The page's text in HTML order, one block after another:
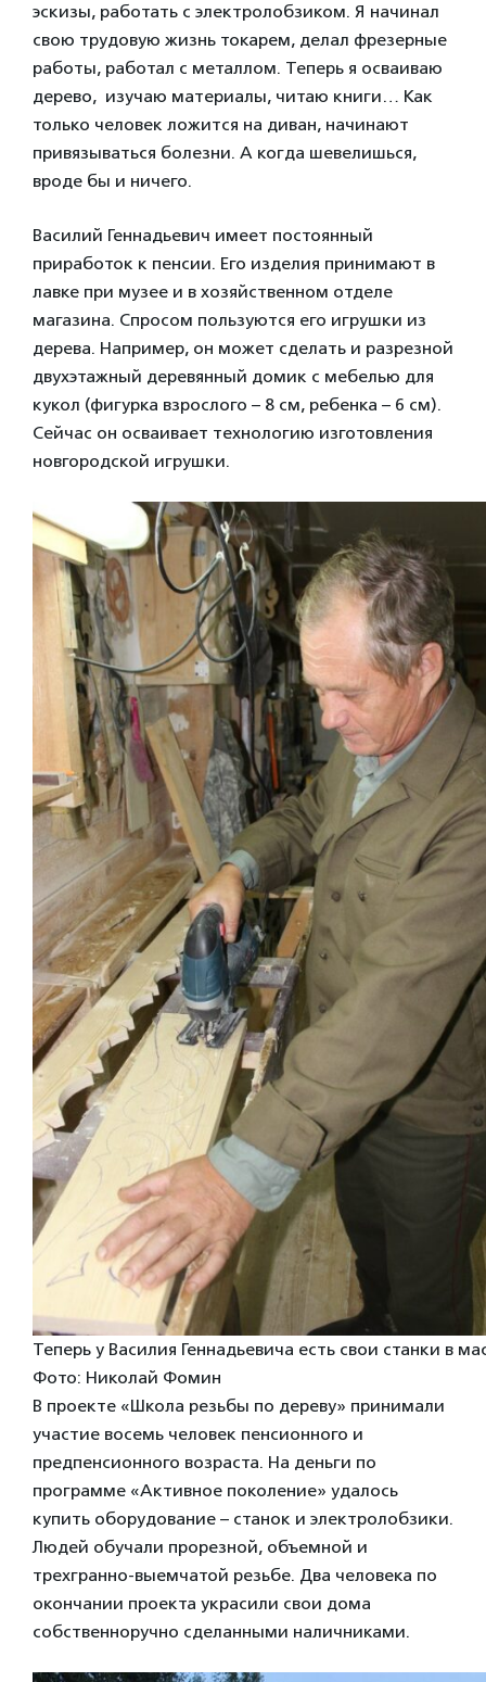
эскизы, работать с электролобзиком. Я начинал
свою трудовую жизнь токарем, делал фрезерные
работы, работал с металлом. Теперь я осваиваю
дерево, изучаю материалы, читаю книги… Как
только человек ложится на диван, начинают
привязываться болезни. А когда шевелишься,
вроде бы и ничего.
Василий Геннадьевич имеет постоянный
приработок к пенсии. Его изделия принимают в
лавке при музее и в хозяйственном отделе
магазина. Спросом пользуются его игрушки из
дерева. Например, он может сделать и разрезной
двухэтажный деревянный домик с мебелью для
кукол (фигурка взрослого – 8 см, ребенка – 6 см).
Сейчас он осваивает технологию изготовления
новгородской игрушки.
Теперь у Василия Геннадьевича есть свои станки в
Фото: Николай Фомин
В проекте «Школа резьбы по дереву» принимали
участие восемь человек пенсионного и
предпенсионного возраста. На деньги по
программе «Активное поколение» удалось
купить оборудование – станок и электролобзики.
Людей обучали прорезной, объемной и
трехгранно-выемчатой резьбе. Два человека по
окончании проекта украсили свои дома
собственноручно сделанными наличниками.